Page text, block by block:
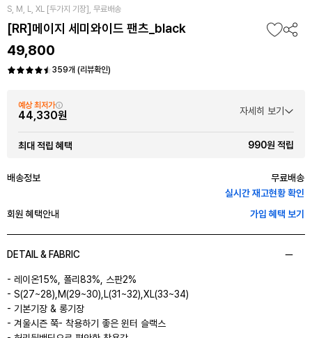
S, M, L, XL [두가지 기장], 무료배송
[RR]메이지 세미와이드 팬츠_black
49,800
359개 (리뷰확인)
예상 최저가
44,330원 자세히 보기
최대 적립 혜택 990원 적립
배송정보
무료배송
실시간 재고현황 확인
회원 혜택안내
가입 혜택 보기
DETAIL & FABRIC
- 레이온15%, 폴리83%, 스판2%
- S(27~28),M(29~30),L(31~32),XL(33~34)
- 기본기장 & 롱기장
- 겨울시즌 쭉- 착용하기 좋은 윈터 슬랙스